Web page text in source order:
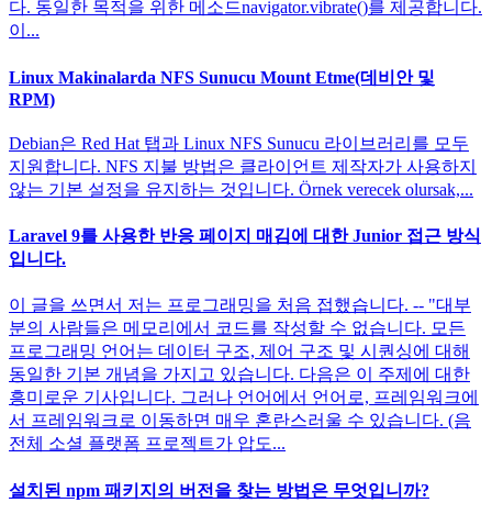
다. 동일한 목적을 위한 메소드navigator.vibrate()를 제공합니다.
이...
Linux Makinalarda NFS Sunucu Mount Etme(데비안 및
RPM)
Debian은 Red Hat 탭과 Linux NFS Sunucu 라이브러리를 모두
지원합니다. NFS 지불 방법은 클라이언트 제작자가 사용하지
않는 기본 설정을 유지하는 것입니다. Örnek verecek olursak,...
Laravel 9를 사용한 반응 페이지 매김에 대한 Junior 접근 방식
입니다.
이 글을 쓰면서 저는 프로그래밍을 처음 접했습니다. -- "대부
분의 사람들은 메모리에서 코드를 작성할 수 없습니다. 모든
프로그래밍 언어는 데이터 구조, 제어 구조 및 시퀀싱에 대해
동일한 기본 개념을 가지고 있습니다. 다음은 이 주제에 대한
흥미로운 기사입니다. 그러나 언어에서 언어로, 프레임워크에
서 프레임워크로 이동하면 매우 혼란스러울 수 있습니다. (음
전체 소셜 플랫폼 프로젝트가 압도...
설치된 npm 패키지의 버전을 찾는 방법은 무엇입니까?